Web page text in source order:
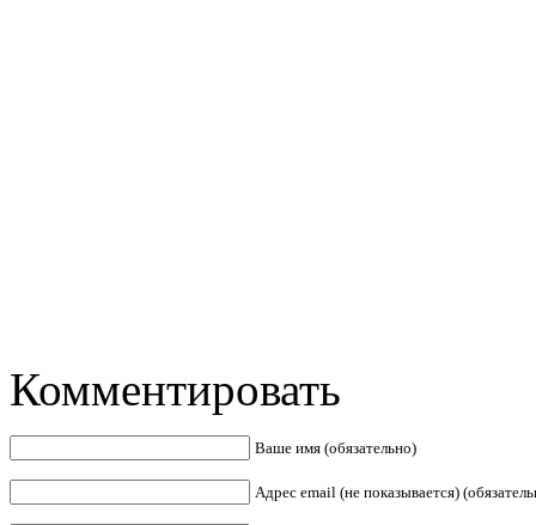
Комментировать
Ваше имя (обязательно)
Адрес email (не показывается)